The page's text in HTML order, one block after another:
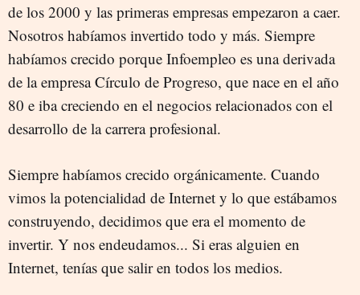
de los 2000 y las primeras empresas empezaron a caer.
Nosotros habíamos invertido todo y más. Siempre
habíamos crecido porque Infoempleo es una derivada
de la empresa Círculo de Progreso, que nace en el año
80 e iba creciendo en el negocios relacionados con el
desarrollo de la carrera profesional.
Siempre habíamos crecido orgánicamente. Cuando
vimos la potencialidad de Internet y lo que estábamos
construyendo, decidimos que era el momento de
invertir. Y nos endeudamos... Si eras alguien en
Internet, tenías que salir en todos los medios.